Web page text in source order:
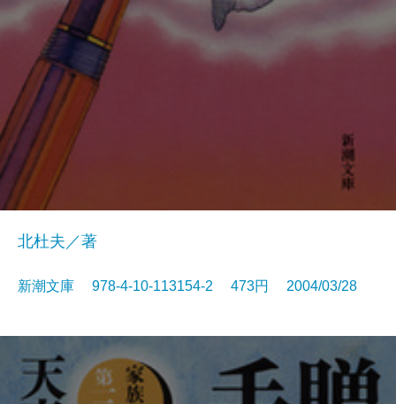
北杜夫／著
新潮文庫 978-4-10-113154-2 473円 2004/03/28